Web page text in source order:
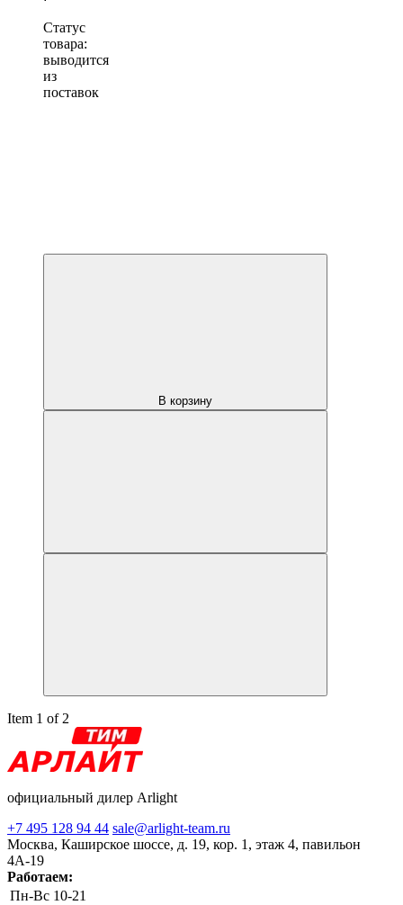
Статус
товара:
выводится
из
поставок
В корзину
Item 1 of 2
официальный дилер Arlight
+7 495 128 94 44 sale@arlight-team.ru
Москва, Каширское шоссе, д. 19, кор. 1, этаж 4, павильон
4А-19
Работаем:
Пн-Вс 10-21